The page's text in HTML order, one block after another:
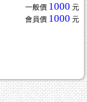
一般價 1000 元
會員價 1000 元